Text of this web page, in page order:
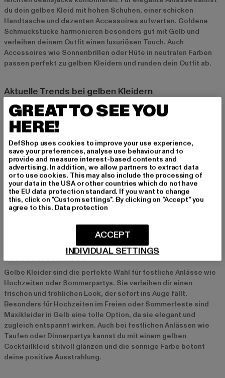
du dein gelbes Kleid mit hohen Schuhen, einer schicken
Handtasche und dezenten Accessoires aufwerten. Goldene
Schmuckstücke harmonieren besonders gut mit Gelb und
verleihen deinem Outfit einen luxuriösen Touch. Auch
Accessoires wie Sonnenbrillen oder Hüte in neutralen Farben
passen perfekt zu gelben Kleidern und runden dein Outfit ab.
Aktuelle Trends bei gelben Kleidern
In der Modesaison 2024 sind besonders sanfte
Pastellgelbtöne sowie kräftige Senfgelb-Nuancen im Trend.
Maxikleider mit floralen Mustern oder Rüschen-Details sind
Outfit. Nachhaltige Materialien wie Bio-Baumwolle oder
recyceltes Polyester gewinnen ebenfalls immer mehr an
Bedeutung, sodass du modisch und gleichzeitig
umweltbewusst unterwegs bist. Ein weiterer Trend sind
asymmetrische Schnitte und Wickelkleider in Gelb, die durch
ihre besondere Formgebung einen spannenden Look erzeugen.
Gelbe Kleider für verschiedene Anlässe
Perfekt für Hochzeiten, Sommerpartys und
besondere Anlässe
Gelbe Kleider sind die perfekte Wahl für festliche Anlässe wie
Hochzeiten oder Sommerpartys. Sie verleihen dir einen
frischen und fröhlichen Look, der sofort ins Auge fällt.
Besonders für Hochzeiten im Freien oder Sommerfeste sind
Maxikleider in Gelb eine tolle Option, da sie elegant und
zugleich entspannt wirken. Auch bei festlichen Anlässen wie
Taufen oder Dinnerpartys kannst du mit einem gelben
Cocktailkleid stilvoll glänzen und die sonnige Farbe betont
deine positive Ausstrahlung.
GREAT TO SEE YOU
HERE!
DefShop uses cookies to improve your use experience,
save your preferences, analyse use behaviour and to
provide and measure interest-based contents and
advertising. In addition, we allow partners to extract data
or to use cookies. This may also include the processing of
your data in the USA or other countries which do not have
the EU data protection standard. If you want to change
this, click on "Custom settings". By clicking on "Accept" you
agree to this. Data protection
INDIVIDUAL SETTINGS
ACCEPT